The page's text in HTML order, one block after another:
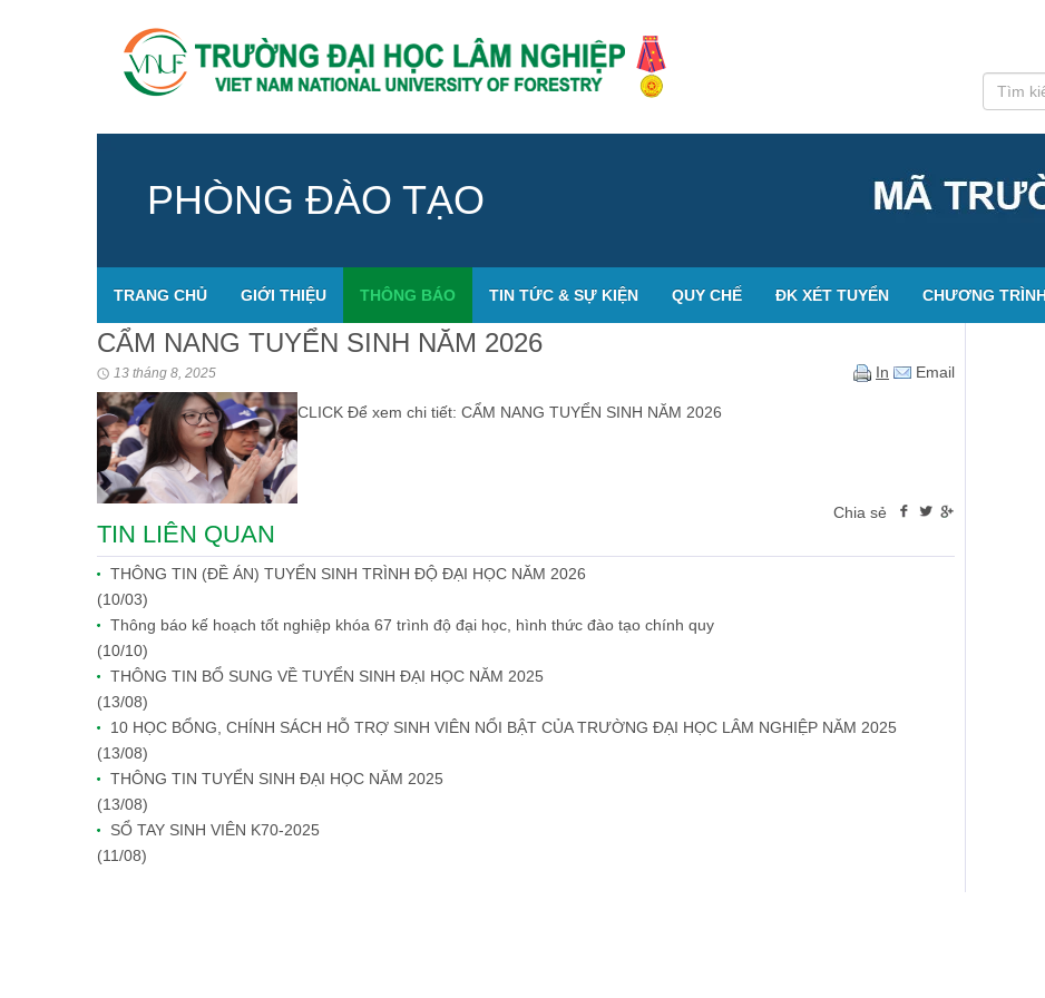
PHÒNG ĐÀO TẠO
TRANG CHỦ GIỚI THIỆU THÔNG BÁO TIN TỨC & SỰ KIỆN QUY CHẾ ĐK XÉT TUYỂN CHƯƠNG
CẨM NANG TUYỂN SINH NĂM 2026
13 tháng 8, 2025 In Email
CLICK Để xem chi tiết: CẨM NANG TUYỂN SINH NĂM 2026
Chia sẻ
TIN LIÊN QUAN
THÔNG TIN (ĐỀ ÁN) TUYỂN SINH TRÌNH ĐỘ ĐẠI HỌC NĂM 2026
(10/03)
Thông báo kế hoạch tốt nghiệp khóa 67 trình độ đại học, hình thức đào tạo chính quy
(10/10)
THÔNG TIN BỔ SUNG VỀ TUYỂN SINH ĐẠI HỌC NĂM 2025
(13/08)
10 HỌC BỔNG, CHÍNH SÁCH HỖ TRỢ SINH VIÊN NỔI BẬT CỦA TRƯỜNG ĐẠI HỌC LÂM NGHIỆP NĂM 2025
(13/08)
THÔNG TIN TUYỂN SINH ĐẠI HỌC NĂM 2025
(13/08)
SỔ TAY SINH VIÊN K70-2025
(11/08)